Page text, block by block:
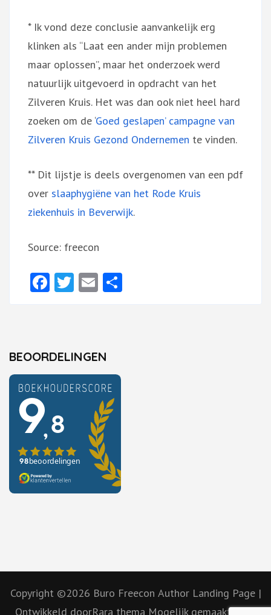
* Ik vond deze conclusie aanvankelijk erg
klinken als “Laat een ander mijn problemen
maar oplossen”, maar het onderzoek werd
natuurlijk uitgevoerd in opdracht van het
Zilveren Kruis. Het was dan ook niet heel hard
zoeken om de ‘Goed geslapen’ campagne van
Zilveren Kruis Gezond Ondernemen te vinden.
** Dit lijstje is deels overgenomen van een pdf
over slaaphygiëne van het Rode Kruis
ziekenhuis in Beverwijk.
Source: freecon
Facebook
Twitter
Email
BEOORDELINGEN
Copyright ©2026 Buro Freecon Author Landing Page |
Ontwikkeld doorRara thema Mogelijk gemaakt door